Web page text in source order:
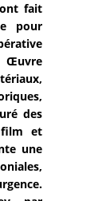
fait
pour
Œuvre
des
film et
une